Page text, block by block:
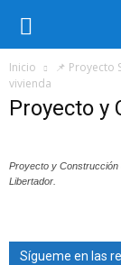
Inicio 📌 Proyecto
vivienda
Proyecto y
Proyecto y Construcción
Libertador.
Sígueme en las